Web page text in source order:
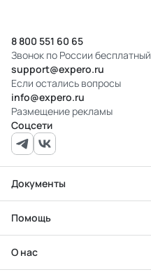
8 800 551 60 65
Звонок по России бесплатный
support@expero.ru
Если остались вопросы
info@expero.ru
Размещение рекламы
Соцсети
Документы
Помощь
О нас